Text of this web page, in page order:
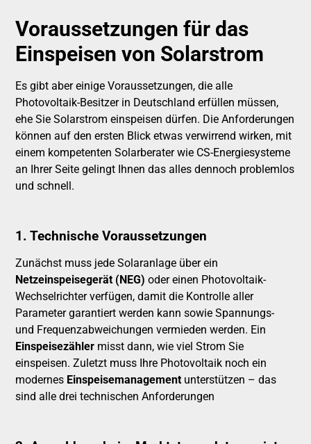
Voraussetzungen für das
Einspeisen von Solarstrom
Es gibt aber einige Voraussetzungen, die alle
Photovoltaik-Besitzer in Deutschland erfüllen müssen,
ehe Sie Solarstrom einspeisen dürfen. Die Anforderungen
können auf den ersten Blick etwas verwirrend wirken, mit
einem kompetenten Solarberater wie CS-Energiesysteme
an Ihrer Seite gelingt Ihnen das alles dennoch problemlos
und schnell.
1. Technische Voraussetzungen
Zunächst muss jede Solaranlage über ein
Netzeinspeisegerät (NEG) oder einen Photovoltaik-
Wechselrichter verfügen, damit die Kontrolle aller
Parameter garantiert werden kann sowie Spannungs-
und Frequenzabweichungen vermieden werden. Ein
Einspeisezähler misst dann, wie viel Strom Sie
einspeisen. Zuletzt muss Ihre Photovoltaik noch ein
modernes Einspeisemanagementunterstützen – das
sind alle drei technischen Anforderungen